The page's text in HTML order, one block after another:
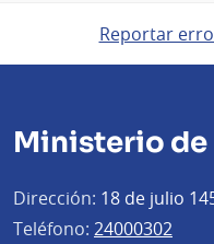
Reportar
Ministerio de
Dirección: 18 de julio
Teléfono: 24000302